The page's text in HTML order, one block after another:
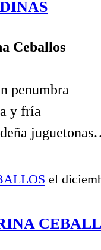
Ceballos
penumbra
y fría
el